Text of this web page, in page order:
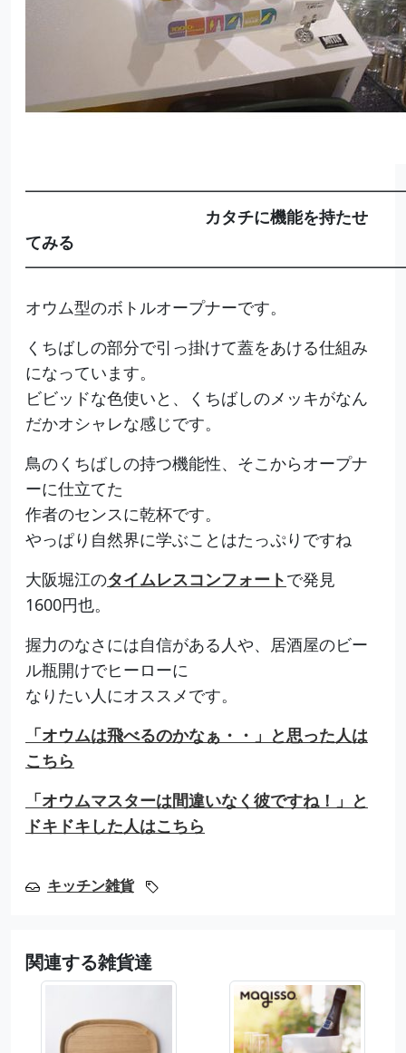
カタチに機能を持たせ
てみる
オウム型のボトルオープナーです。
くちばしの部分で引っ掛けて蓋をあける仕組み
になっています。
ビビッドな色使いと、くちばしのメッキがなん
だかオシャレな感じです。
鳥のくちばしの持つ機能性、そこからオープナ
ーに仕立てた
作者のセンスに乾杯です。
やっぱり自然界に学ぶことはたっぷりですね
大阪堀江のタイムレスコンフォートで発見
1600円也。
握力のなさには自信がある人や、居酒屋のビー
ル瓶開けでヒーローに
なりたい人にオススメです。
「オウムは飛べるのかなぁ・・」と思った人は
こちら
「オウムマスターは間違いなく彼ですね！」と
ドキドキした人はこちら
キッチン雑貨
関連する雑貨達